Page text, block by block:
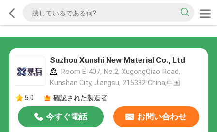
Suzhou Xunshi New Material Co., Ltd
Room E-407, No.2, XugongQiao Road,
Kunshan City, Jiangsu, 215332 China,中国
5.0
確認された製造者
今すぐ電話 お問い合わせ